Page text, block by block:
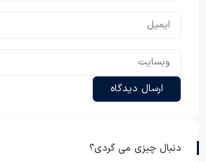
دنبال چیزی می گردی؟